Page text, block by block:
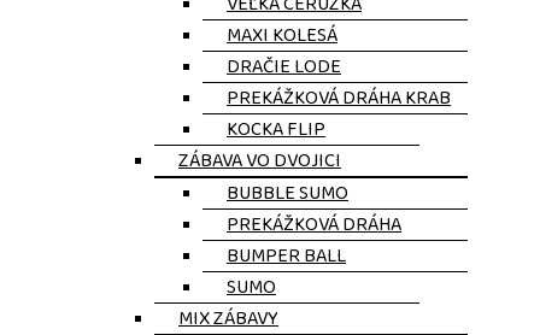
MAXI KOLESÁ
DRAČIE LODE
PREKÁŽKOVÁ DRÁHA KRAB
KOCKA FLIP
ZÁBAVA VO DVOJICI
BUBBLE SUMO
PREKÁŽKOVÁ DRÁHA
BUMPER BALL
SUMO
MIX ZÁBAVY